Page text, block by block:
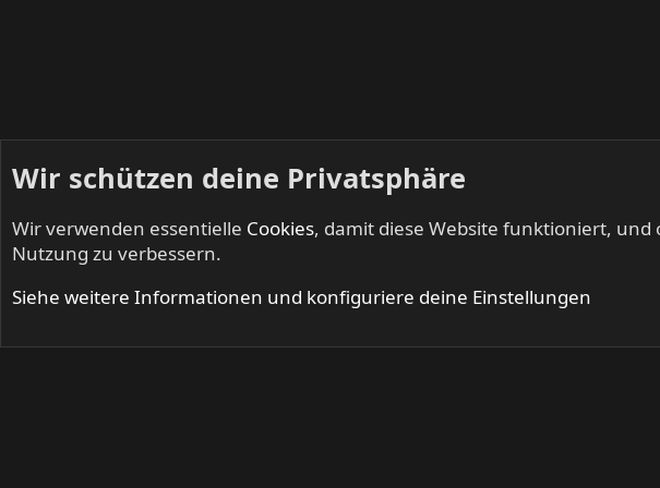
Startseite Mitglieder
Wir schützen deine Privatsphäre
Wir verwenden essentielle Cookies, damit diese Website funktioniert,
Nutzung zu verbessern.
Siehe weitere Informationen und konfiguriere deine Einstellungen